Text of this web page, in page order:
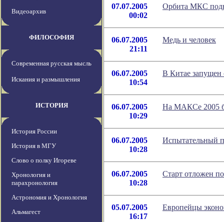
Видеоархив
ФИЛОСОФИЯ
Современная русская мысль
Искания и размышления
ИСТОРИЯ
История России
История в МГУ
Слово о полку Игореве
Хронология и
парахронология
Астрономия и Хронология
Альмагест
07.07.2005
00:02
Орбита МКС
06.07.2005
21:11
Медь и человек
06.07.2005
10:54
В Китае запущен
06.07.2005
10:29
На МАКСе 2005
06.07.2005
10:28
Испытательный
06.07.2005
10:28
Старт отложен
05.07.2005
16:17
Европейцы